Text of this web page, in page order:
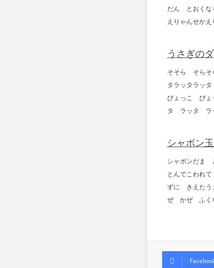
だん とおくな
えりゃんせか
うさぎの
そそら そらそ
タラッタラッ
ぴょっこ ぴょ
タ ラッタ ラ
シャボン
シャボンだま
とんでこわれ
ずに きえたう
ぜ かぜ ふく